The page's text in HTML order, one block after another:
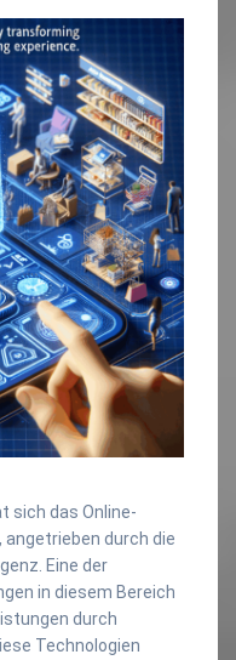
sich das Online-
angetrieben durch die
Eine der
in diesem Bereich
durch
Technologien